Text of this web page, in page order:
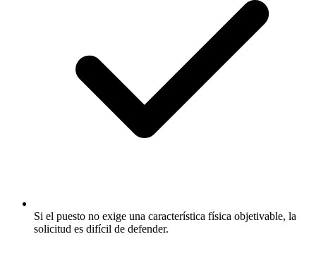
Si el puesto no exige una característica física objetivable, la
solicitud es difícil de defender.